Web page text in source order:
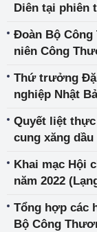
Diên tại phiên
thứ 4, Quốc
Đoàn Bộ Công
niên Công
Thứ trưởng
nghiệp Nhật
Quyết liệt thực
cung xăng dầu
Khai mạc Hội
năm 2022
Tổng hợp các
Bộ Công